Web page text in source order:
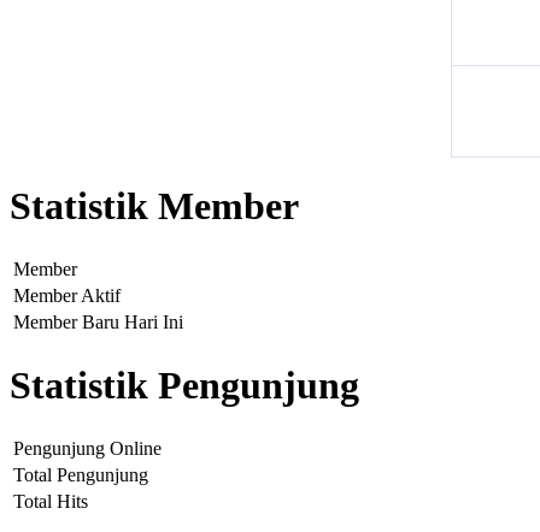
Statistik Member
Member
Member Aktif
Member Baru Hari Ini
Statistik Pengunjung
Pengunjung Online
Total Pengunjung
Total Hits